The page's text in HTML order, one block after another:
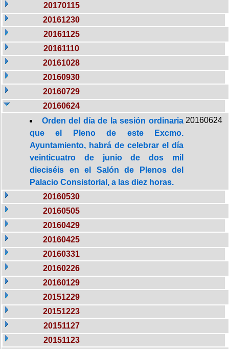
20170115
20161230
20161125
20161110
20161028
20160930
20160729
20160624
Orden del día de la sesión ordinaria
que el Pleno de este Excmo.
Ayuntamiento, habrá de celebrar el día
veinticuatro de junio de dos mil
dieciséis en el Salón de Plenos del
Palacio Consistorial, a las diez horas.
20160624
20160530
20160505
20160429
20160425
20160331
20160226
20160129
20151229
20151223
20151127
20151123